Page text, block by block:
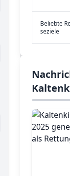
Be­lieb­te
se­zie­le